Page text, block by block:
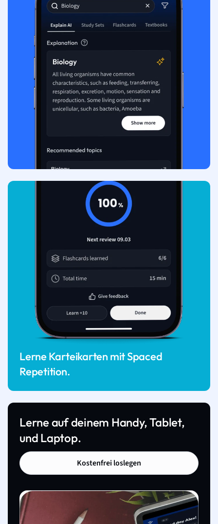
Lerne Karteikarten mit Spaced
Repetition.
Lerne auf deinem Handy, Tablet,
und Laptop.
Kostenfrei loslegen